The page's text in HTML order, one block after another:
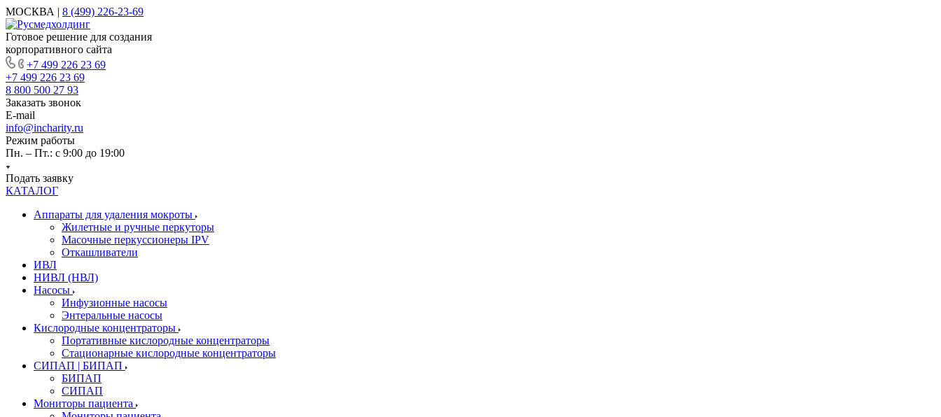
МОСКВА | 8 (499) 226-23-69
Готовое решение для создания
корпоративного сайта
+7 499 226 23 69
+7 499 226 23 69
8 800 500 27 93
Заказать звонок
E-mail
info@incharity.ru
Режим работы
Пн. – Пт.: с 9:00 до 19:00
Подать заявку
КАТАЛОГ
Аппараты для удаления мокроты
Жилетные и ручные перкуторы
Масочные перкуссионеры IPV
Откашливатели
ИВЛ
НИВЛ (НВЛ)
Насосы
Инфузионные насосы
Энтеральные насосы
Кислородные концентраторы
Портативные кислородные концентраторы
Стационарные кислородные концентраторы
СИПАП | БИПАП
БИПАП
СИПАП
Мониторы пациента